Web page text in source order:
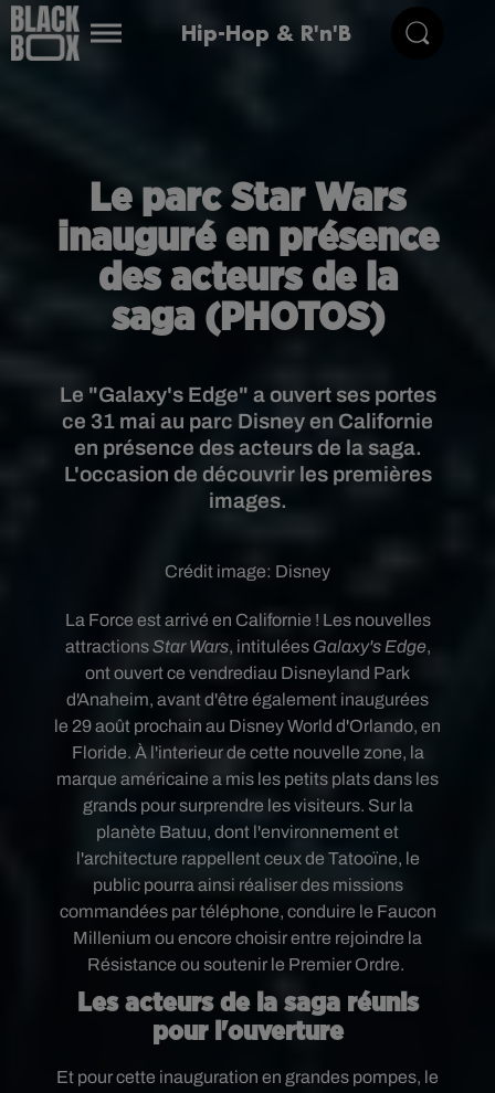
Hip-Hop & R'n'B
Le parc Star Wars
inauguré en présence
des acteurs de la
saga (PHOTOS)
Le "Galaxy's Edge" a ouvert ses portes
ce 31 mai au parc Disney en Californie
en présence des acteurs de la saga.
L'occasion de découvrir les premières
images.
Crédit image: Disney
La Force est arrivé en Californie ! Les nouvelles
attractionsStar Wars, intitulées Galaxy's Edge,
ont ouvert ce vendrediau Disneyland Park
d'Anaheim, avant d'être également inaugurées
le 29 août prochain au Disney World d'Orlando, en
Floride. À l'interieur de cette nouvelle zone, la
marque américaine a mis les petits plats dans les
grands pour surprendre les visiteurs. Sur la
planète Batuu, dont l'environnement et
l'architecture rappellent ceux de Tatooïne, le
public pourra ainsi réaliser des missions
commandées par téléphone, conduire le Faucon
Millenium ou encore choisir entre rejoindre la
Résistance ou soutenir le Premier Ordre.
Les acteurs de la saga réunis
pour l'ouverture
Et pour cette inauguration en grandes pompes, le